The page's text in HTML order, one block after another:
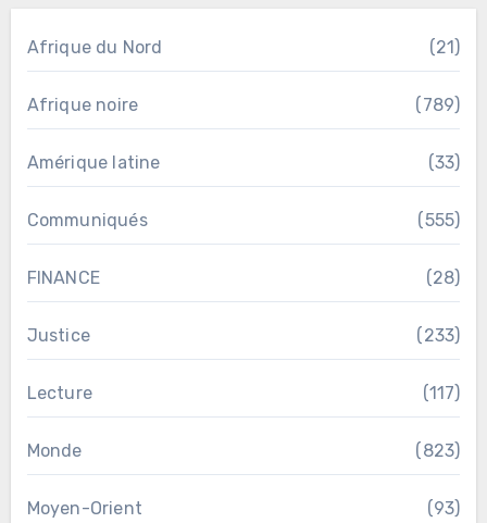
Afrique du Nord (21)
Afrique noire (789)
Amérique latine (33)
Communiqués (555)
FINANCE (28)
Justice (233)
Lecture (117)
Monde (823)
Moyen-Orient (93)